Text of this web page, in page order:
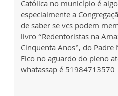
Católica no município é
especialmente a
de saber se vcs podem
livro “Redentoristas na
Cinquenta Anos”, do Padre
Fico no aguardo do pleno
whatassap é 51984713570